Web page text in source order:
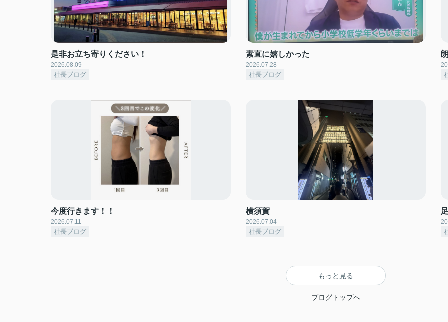
是非お立ち寄りください！
2026.08.09
社長ブログ
素直に嬉しかった
2026.07.28
社長ブログ
今度行きます！！
2026.07.11
社長ブログ
横須賀
2026.07.04
社長ブログ
もっと見る
ブログトップへ